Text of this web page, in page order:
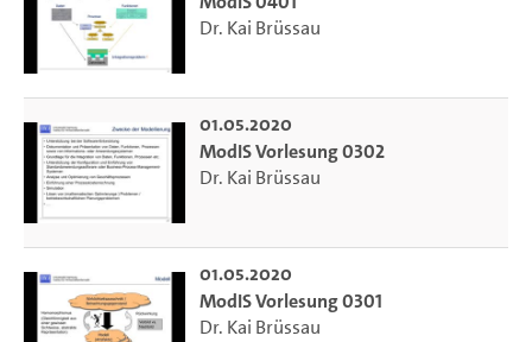
Dr. Kai Brüssau
01.05.2020
ModIS Vorlesung 0302
Dr. Kai Brüssau
01.05.2020
ModIS Vorlesung 0301
Dr. Kai Brüssau